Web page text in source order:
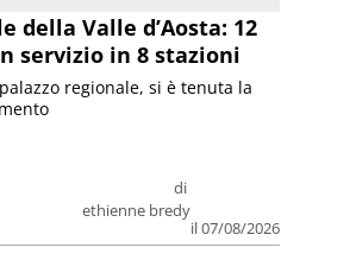
della Valle d’Aosta: 12
servizio in 8 stazioni
di
ethienne bredy
il 07/08/2026
regionale, si è tenuta la